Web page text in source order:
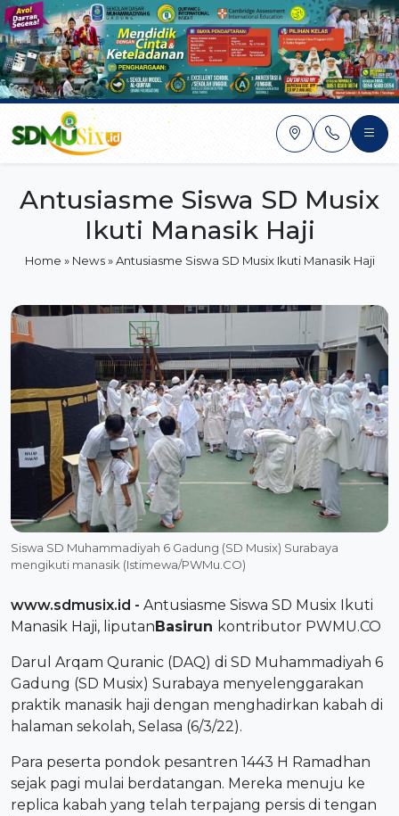
Skip
to
content
Antusiasme Siswa SD Musix
Ikuti Manasik Haji
Home » News»Antusiasme Siswa SD Musix Ikuti Manasik Haji
Siswa SD Muhammadiyah 6 Gadung (SD Musix) Surabaya
mengikuti manasik (Istimewa/PWMu.CO)
www.sdmusix.id - Antusiasme Siswa SD Musix Ikuti
Manasik Haji, liputanBasirun kontributor PWMU.CO
Darul Arqam Quranic (DAQ) di SD Muhammadiyah 6
Gadung (SD Musix) Surabaya menyelenggarakan
praktik manasik haji dengan menghadirkan kabah di
halaman sekolah, Selasa (6/3/22).
Para peserta pondok pesantren 1443 H Ramadhan
sejak pagi mulai berdatangan. Mereka menuju ke
replica kabah yang telah terpajang persis di tengan